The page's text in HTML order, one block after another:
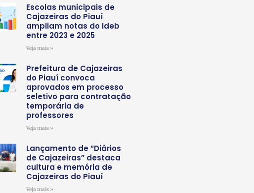
Escolas municipais de
Cajazeiras do Piauí
ampliam notas do Ideb
entre 2023 e 2025
Veja mais »
Prefeitura de Cajazeiras
do Piauí convoca
aprovados em processo
seletivo para contratação
temporária de
professores
Veja mais »
Lançamento de “Diários
de Cajazeiras” destaca
cultura e memória de
Cajazeiras do Piauí
Veja mais »